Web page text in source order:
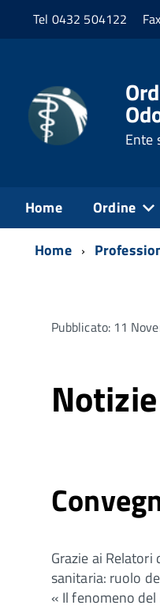
Tel 0432 504122
Ente
Home Ordine
Home
Pubblicato: 11
Grazie ai
sanitaria: ruolo
« Il fenomeno